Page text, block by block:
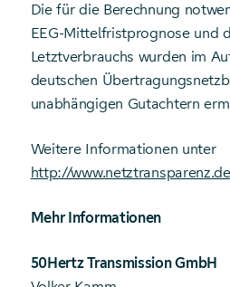
Die für die Berechnung
EEG-Mittelfristprognose und
Letztverbrauchs wurden im
deutschen
unabhängigen Gutachtern
Weitere Informationen unter
http://www.netztransparenz.de
Mehr Informationen
50Hertz Transmission GmbH